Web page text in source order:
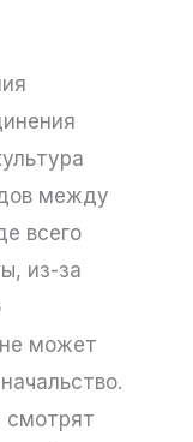
между
всего
из-за
может
смотрят